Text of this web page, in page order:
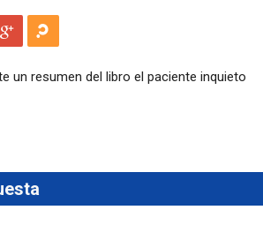
un resumen del libro el paciente inquieto